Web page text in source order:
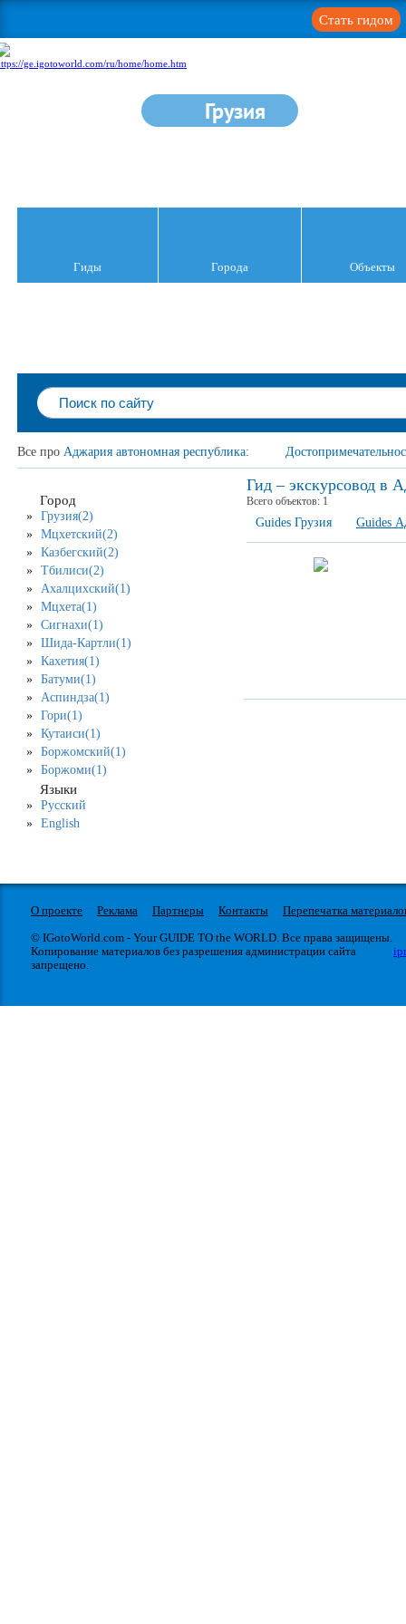
Стать гидом
Грузия
Гиды Города Объекты
Все про Аджария автономная республика:
Город
Грузия(2)
Мцхетский(2)
Казбегский(2)
Тбилиси(2)
Ахалцихский(1)
Мцхета(1)
Сигнахи(1)
Шида-Картли(1)
Кахетия(1)
Батуми(1)
Аспиндза(1)
Гори(1)
Кутаиси(1)
Боржомский(1)
Боржоми(1)
Языки
Русский
English
Гид – экскурсовод в
Всего объектов: 1
Guides Грузия Guides
О проекте Реклама Партнеры Контакты
Перепечатка
© IGotoWorld.com - Your GUIDE TO the WORLD. Все права защищены.
Копирование материалов без разрешения администрации сайта
запрещено.